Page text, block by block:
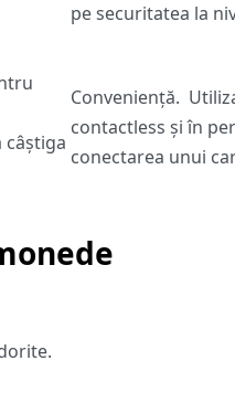
pe securitatea la
Conveniență.
contactless și în
conectarea unui